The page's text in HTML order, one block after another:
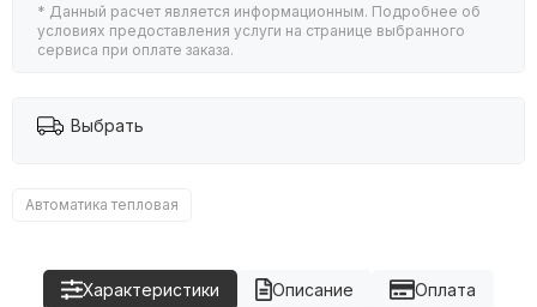
* Данный расчет является информационным. Подробнее об
условиях предоставления услуги на странице выбранного
сервиса при оплате заказа.
Выбрать
Автоматика тепловая
Описание
Характеристики
Оплата